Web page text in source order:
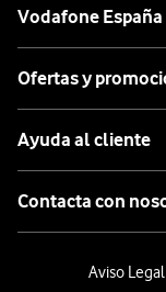
Vodafone España
Ofertas y
Ayuda al cliente
Contacta con
Aviso Legal